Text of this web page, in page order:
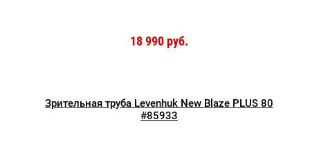
18 990 руб.
Зрительная труба Levenhuk New Blaze PLUS 80
#85933